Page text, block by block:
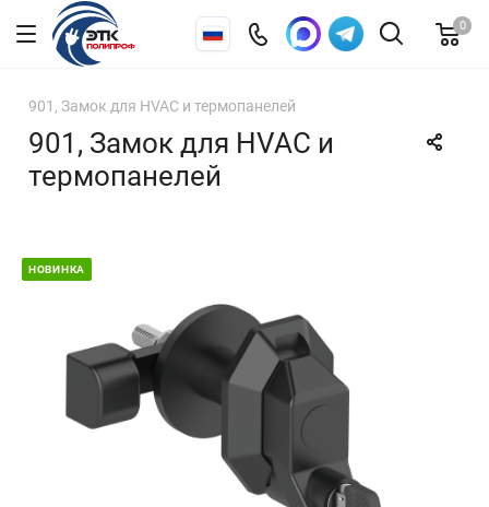
0
901, Замок для HVAC и термопанелей
901, Замок для HVAC и
термопанелей
НОВИНКА